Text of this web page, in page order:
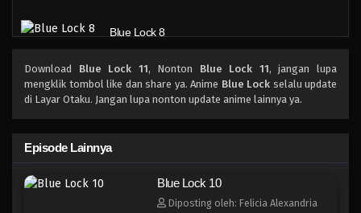
Blue Lock 8
Blue Lock 7
Eps 7 - Februari 3, 2025
Blue Lock 6
Eps 6 - Februari 3, 2025
Download Blue Lock 11, Nonton Blue Lock 11, jangan lupa
mengklik tombol like dan share ya. Anime Blue Lock selalu update
di Layar Otaku. Jangan lupa nonton update anime lainnya ya.
Episode Lainnya
Blue Lock 10
Diposting oleh: Felicia Alexandria